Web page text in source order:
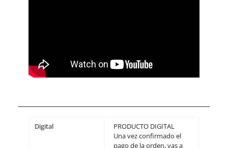
Digital
PRODUCTO DIGITAL
Una vez confirmado el
pago de la orden, vas a